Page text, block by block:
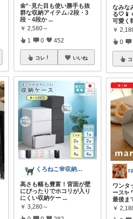
🌼*･見た目も使い勝手も抜
群な収納アイテム♪2段・3
段・4段か ...
￥ 2,580～
1 0 452
コレ いいね
くろねこ🌸収納＆キッチン整理
高さも幅も豊富！背面が壁
にぴったりでホコリが入り
にくい収納ケー ...
￥ 3,280～
なみな
る🤍📱
可愛く
￥
0
ワンタ
ース✨
最後ま
￥